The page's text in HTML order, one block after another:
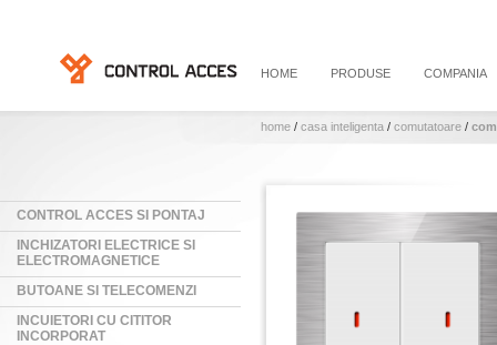
HOME PRODUSE COMPANIA
home / casa inteligenta / comutatoare /
CONTROL ACCES SI PONTAJ
INCHIZATORI ELECTRICE SI
ELECTROMAGNETICE
BUTOANE SI TELECOMENZI
INCUIETORI CU CITITOR
INCORPORAT